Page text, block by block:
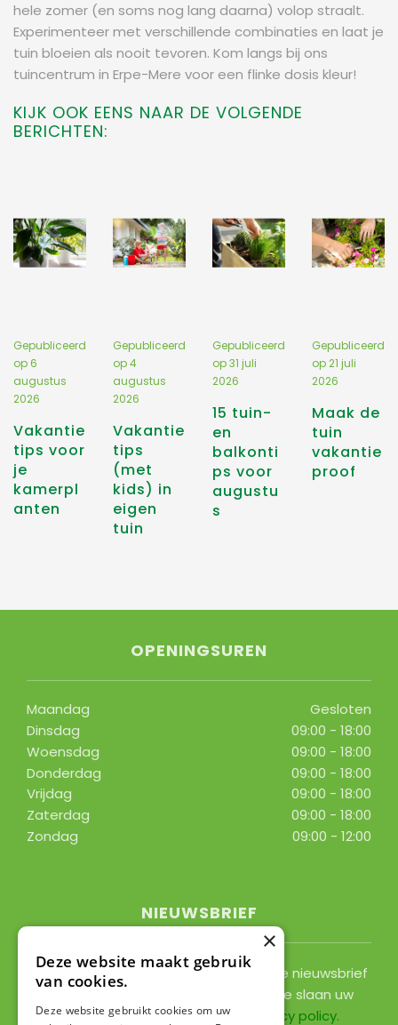
hele zomer (en soms nog lang daarna) volop straalt.
Experimenteer met verschillende combinaties en laat je
tuin bloeien als nooit tevoren. Kom langs bij ons
tuincentrum in Erpe-Mere voor een flinke dosis kleur!
KIJK OOK EENS NAAR DE VOLGENDE
BERICHTEN:
Vakantie
tips voor
je
kamerpl
anten
Gepubliceerd
op6
augustus
2026
Vakantie
tips
(met
kids) in
eigen
tuin
Gepubliceerd
op4
augustus
2026
15 tuin-
en
balkonti
ps voor
augustu
s
Gepubliceerd
op31 juli
2026
Maak de
tuin
vakantie
proof
Gepubliceerd
op21 juli
2026
OPENINGSUREN
Maandag
Gesloten
Dinsdag
09:00 - 18:00
Woensdag
09:00 - 18:00
Donderdag
09:00 - 18:00
Vrijdag
09:00 - 18:00
Zaterdag
09:00 - 18:00
Zondag
09:00 - 12:00
NIEUWSBRIEF
Ontvang ongeveer 1x per 2 weken onze nieuwsbrief
met acties, nieuws & activiteiten! We slaan uw
gegevens op conform onze
privacy policy.
×
Deze website maakt gebruik
van cookies.
Deze website gebruikt cookies om uw